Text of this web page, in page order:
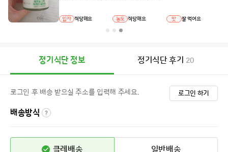
입자 적당해요 농도 적당해요 맛 잘 먹어요
정기식단 정보 정기식단 후기 20
로그인 후 배송 받으실 주소를 입력해 주세요. 로그인 하기
배송방식
클레배송 일반배송